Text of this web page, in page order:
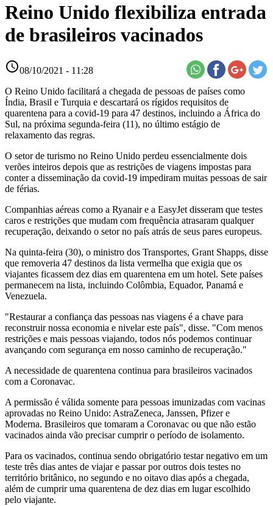
Reino Unido flexibiliza entrada
de brasileiros vacinados
access_time08/10/2021 - 11:28
O Reino Unido facilitará a chegada de pessoas de países como
Índia, Brasil e Turquia e descartará os rígidos requisitos de
quarentena para a covid-19 para 47 destinos, incluindo a África do
Sul, na próxima segunda-feira (11), no último estágio de
relaxamento das regras.
O setor de turismo no Reino Unido perdeu essencialmente dois
verões inteiros depois que as restrições de viagens impostas para
conter a disseminação da covid-19 impediram muitas pessoas de sair
de férias.
Companhias aéreas como a Ryanair e a EasyJet disseram que testes
caros e restrições que mudam com frequência atrasaram qualquer
recuperação, deixando o setor no país atrás de seus pares europeus.
Na quinta-feira (30), o ministro dos Transportes, Grant Shapps, disse
que removeria 47 destinos da lista vermelha que exigia que os
viajantes ficassem dez dias em quarentena em um hotel. Sete países
permanecem na lista, incluindo Colômbia, Equador, Panamá e
Venezuela.
"Restaurar a confiança das pessoas nas viagens é a chave para
reconstruir nossa economia e nivelar este país", disse. "Com menos
restrições e mais pessoas viajando, todos nós podemos continuar
avançando com segurança em nosso caminho de recuperação."
A necessidade de quarentena continua para brasileiros vacinados
com a Coronavac.
A permissão é válida somente para pessoas imunizadas com vacinas
aprovadas no Reino Unido: AstraZeneca, Janssen, Pfizer e
Moderna. Brasileiros que tomaram a Coronavac ou que não estão
vacinados ainda vão precisar cumprir o período de isolamento.
Para os vacinados, continua sendo obrigatório testar negativo em um
teste três dias antes de viajar e passar por outros dois testes no
território britânico, no segundo e no oitavo dias após a chegada,
além de cumprir uma quarentena de dez dias em lugar escolhido
pelo viajante.